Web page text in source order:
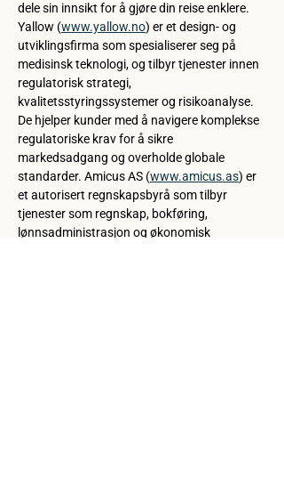
dele sin innsikt for å gjøre din reise enklere.
Yallow (www.yallow.no) er et design- og
utviklingsfirma som spesialiserer seg på
medisinsk teknologi, og tilbyr tjenester innen
regulatorisk strategi,
kvalitetsstyringssystemer og risikoanalyse.
De hjelper kunder med å navigere komplekse
regulatoriske krav for å sikre
markedsadgang og overholde globale
standarder. Amicus AS (www.amicus.as) er
et autorisert regnskapsbyrå som tilbyr
tjenester som regnskap, bokføring,
lønnsadministrasjon og økonomisk